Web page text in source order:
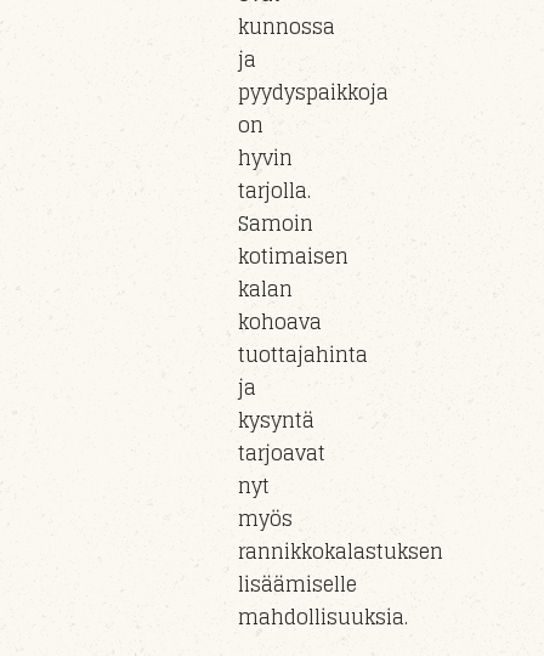
kunnossa
ja
pyydyspaikkoja
on
hyvin
tarjolla.
Samoin
kotimaisen
kalan
kohoava
tuottajahinta
ja
kysyntä
tarjoavat
nyt
myös
rannikkokalastuksen
lisäämiselle
mahdollisuuksia.